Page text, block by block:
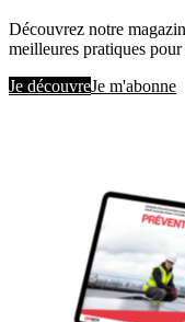
Découvrez notre
meilleures pratiques
Je découvreJe m'abonne